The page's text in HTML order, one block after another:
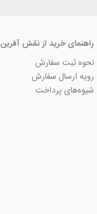
راهنمای خرید از نقش آفرین
نحوه ثبت سفارش
رویه ارسال سفارش
شیوه‌های پرداخت